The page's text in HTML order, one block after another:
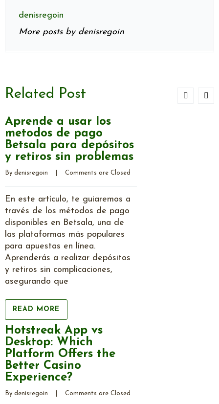
denisregoin
More posts by denisregoin
Related Post
Aprende a usar los
metodos de pago
Betsala para depósitos
y retiros sin problemas
By denisregoin Comments are Closed
En este artículo, te guiaremos a
través de los métodos de pago
disponibles en Betsala, una de
las plataformas más populares
para apuestas en línea.
Aprenderás a realizar depósitos
y retiros sin complicaciones,
asegurando que
READ MORE
Hotstreak App vs
Desktop: Which
Platform Offers the
Better Casino
Experience?
By denisregoin Comments are Closed